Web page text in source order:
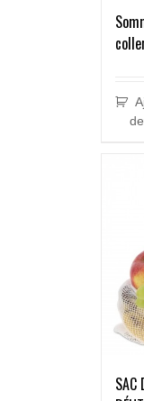
SAC